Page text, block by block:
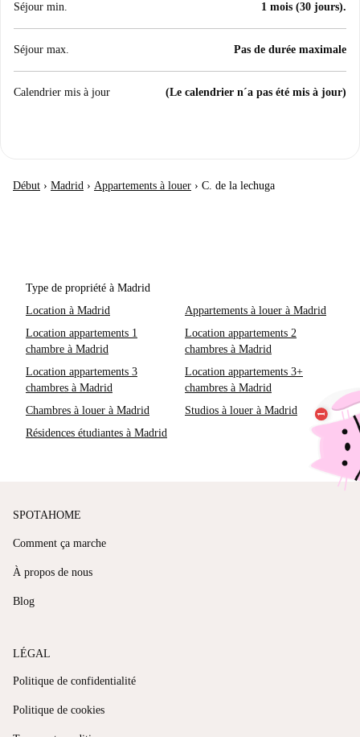
Séjour min. 1 mois (30 jours).
Séjour max. Pas de durée maximale
Calendrier mis à jour (Le calendrier n´a pas été mis à jour)
Début › Madrid › Appartements à louer › C. de la lechuga
Type de propriété à Madrid
Location à Madrid
Appartements à louer à Madrid
Location appartements 1
chambre à Madrid
Location appartements 2
chambres à Madrid
Location appartements 3
chambres à Madrid
Location appartements 3+
chambres à Madrid
Chambres à louer à Madrid
Studios à louer à Madrid
Résidences étudiantes à Madrid
SPOTAHOME
Comment ça marche
À propos de nous
Blog
LÉGAL
Politique de confidentialité
Politique de cookies